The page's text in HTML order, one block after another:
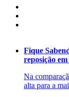
Fique
reposição
Na
alta para a